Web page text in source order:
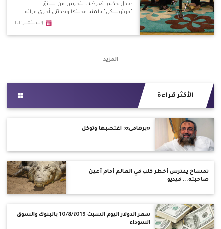
عادل حكيم: تعرضت لتحرش من سائق
"موتوسكل" بالمنيا وحينها وجدتني أجري ورائه
وأوسعته ضربًا. *حين توجهت للمركز لعمل
المسئولين بحجة ألا يتحول الأمر لفتنة طائفية.
٩سبتمبر٢٠١٢
المزيد
الأكثر قراءة
«برهامى»: اغتصبها وتوكل
تمساح يفترس أخطر كلب في العالم أمام أعين
صاحبته... فيديو
سعر الدولار اليوم السبت 10/8/2019 بالبنوك والسوق
السوداء